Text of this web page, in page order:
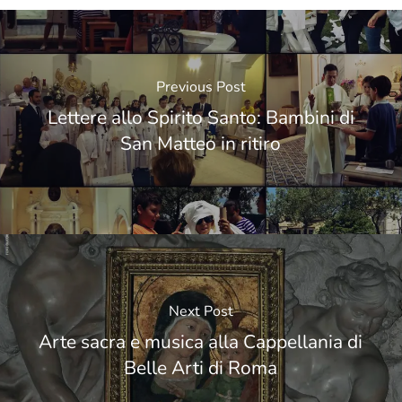
Previous Post
Lettere allo Spirito Santo: Bambini di
San Matteo in ritiro
Next Post
Arte sacra e musica alla Cappellania di
Belle Arti di Roma